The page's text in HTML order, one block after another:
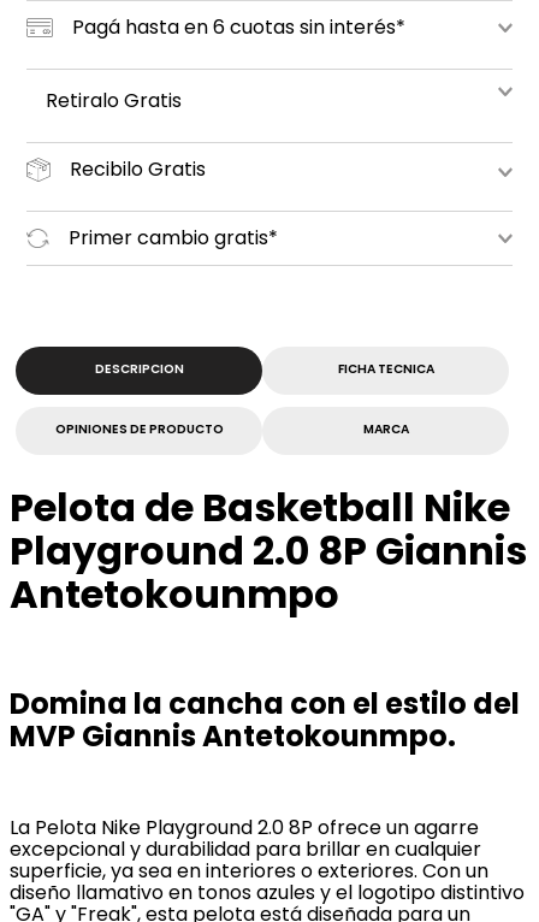
Pagá hasta en 6 cuotas sin interés*
Retiralo Gratis
Recibilo Gratis
Primer cambio gratis*
DESCRIPCION FICHA TECNICA
OPINIONES DE PRODUCTO MARCA
Pelota de Basketball Nike
Playground 2.0 8P Giannis
Antetokounmpo
Domina la cancha con el estilo del
MVP Giannis Antetokounmpo.
La Pelota Nike Playground 2.0 8P ofrece un agarre
excepcional y durabilidad para brillar en cualquier
superficie, ya sea en interiores o exteriores. Con un
diseño llamativo en tonos azules y el logotipo distintivo
"GA" y "Freak", esta pelota está diseñada para un